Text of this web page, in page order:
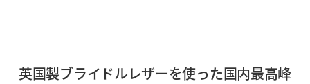
英国製ブライドルレザーを使った国内最高峰